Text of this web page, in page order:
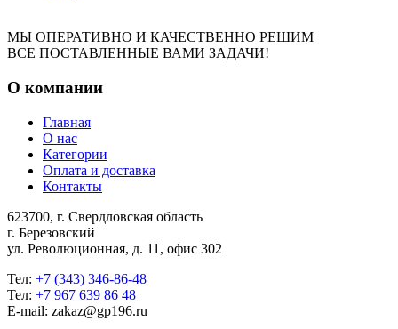
МЫ ОПЕРАТИВНО И КАЧЕСТВЕННО РЕШИМ
ВСЕ ПОСТАВЛЕННЫЕ ВАМИ ЗАДАЧИ!
О компании
Главная
О нас
Категории
Оплата и доставка
Контакты
623700, г. Свердловская область
г. Березовский
ул. Революционная, д. 11, офис 302
Тел: +7 (343) 346-86-48
Тел: +7 967 639 86 48
E-mail: zakaz@gp196.ru